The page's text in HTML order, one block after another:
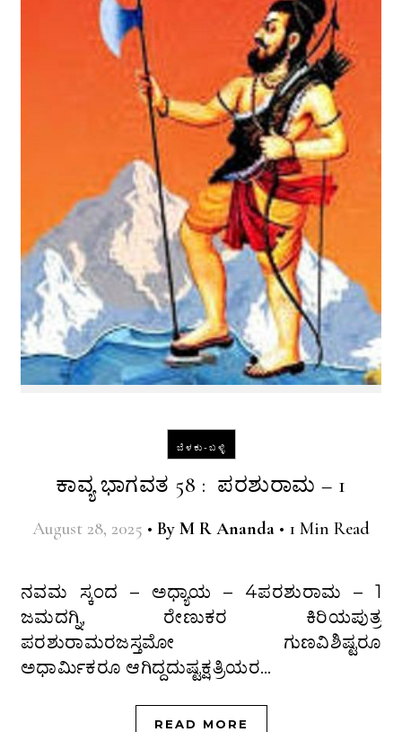
ಬೆಳಕು-ಬಳ್ಳಿ
ಕಾವ್ಯ ಭಾಗವತ 58 : ಪರಶುರಾಮ – 1
August 28, 2025 • By M R Ananda • 1 Min Read
ನವಮ ಸ್ಕಂದ – ಅಧ್ಯಾಯ – 4ಪರಶುರಾಮ – 1
ಜಮದಗ್ನಿ, ರೇಣುಕರ ಕಿರಿಯಪುತ್ರ
ಪರಶುರಾಮರಜಸ್ತಮೋ ಗುಣವಿಶಿಷ್ಟರೂ
ಅಧಾರ್ಮಿಕರೂ ಆಗಿದ್ದದುಷ್ಟಕ್ಷತ್ರಿಯರ…
READ MORE